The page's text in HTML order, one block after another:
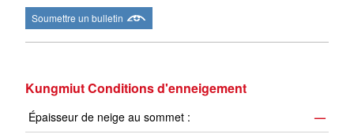
Soumettre un bulletin
Kungmiut Conditions d'enneigement
Épaisseur de neige au sommet :
—